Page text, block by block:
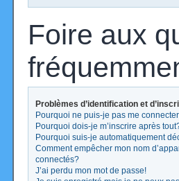
Foire aux
Problèmes d’identification et
Pourquoi ne puis-je pas me
Pourquoi dois-je m’inscrire après
Pourquoi suis-je automatiquement
Comment empêcher mon nom
connectés?
J’ai perdu mon mot de passe!